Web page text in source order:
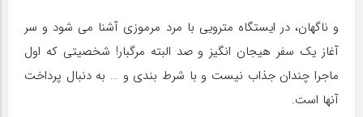
و ناگهان، در ایستگاه مترویی با مرد مرموزی آشنا می شود و سر
آغاز یک سفر هیجان انگیز و صد البته مرگبار! شخصیتی که اول
ماجرا چندان جذاب نیست و با شرط بندی و … به دنبال پرداخت
آنها است.